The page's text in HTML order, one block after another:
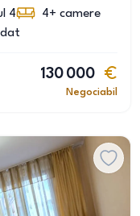
4 4+ camere
130 000
Negociabil